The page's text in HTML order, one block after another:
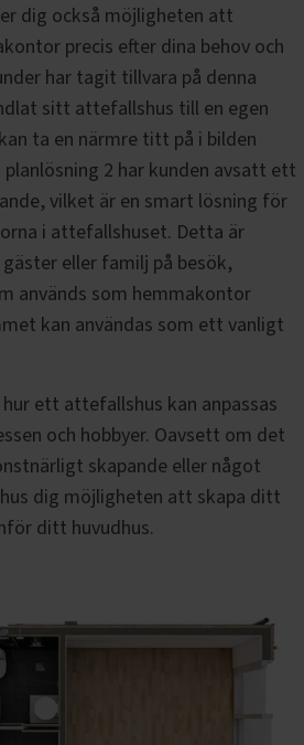
dig också möjligheten att
precis efter dina behov och
har tagit tillvara på denna
sitt attefallshus till en egen
ta en närmre titt på i bilden
2 har kunden avsatt ett
vilket är en smart lösning för
i attefallshuset. Detta är
eller familj på besök,
används som hemmakontor
kan användas som ett vanligt
ett attefallshus kan anpassas
och hobbyer. Oavsett om det
skapande eller något
dig möjligheten att skapa ditt
ditt huvudhus.